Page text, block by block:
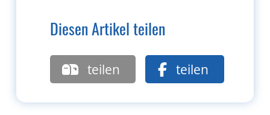
Diesen Artikel teilen
teilen teilen